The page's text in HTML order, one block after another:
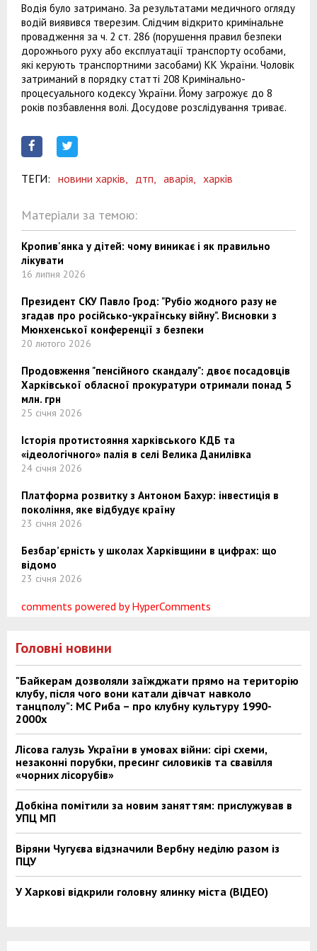
Водія було затримано. За результатами медичного огляду
водій виявився тверезим. Слідчим відкрито кримінальне
провадження за ч. 2 ст. 286 (порушення правил безпеки
дорожнього руху або експлуатації транспорту особами,
які керують транспортними засобами) КК України. Чоловік
затриманий в порядку статті 208 Кримінально-
процесуального кодексу України. Йому загрожує до 8
років позбавлення волі. Досудове розслідування триває.
ТЕГИ: новини харків, дтп, аварія, харків
Матеріали за темою:
Кропив'янка у дітей: чому виникає і як правильно
лікувати
16 липня 2026
Президент СКУ Павло Грод: "Рубіо жодного разу не
згадав про російсько-українську війну". Висновки з
Мюнхенської конференції з безпеки
20 лютого 2026
Продовження "пенсійного скандалу": двоє посадовців
Харківської обласної прокуратури отримали понад 5
млн. грн
25 січня 2026
Історія протистояння харківського КДБ та
«ідеологічного» палія в селі Велика Данилівка
24 січня 2026
Платформа розвитку з Антоном Бахур: інвестиція в
покоління, яке відбудує країну
23 січня 2026
Безбар’єрність у школах Харківщини в цифрах: що
відомо
23 січня 2026
comments powered by HyperComments
Головні новини
"Байкерам дозволяли заїжджати прямо на територію
клубу, після чого вони катали дівчат навколо
танцполу": МС Риба – про клубну культуру 1990-
2000х
Лісова галузь України в умовах війни: сірі схеми,
незаконні порубки, пресинг силовиків та свавілля
«чорних лісорубів»
Добкіна помітили за новим заняттям: прислужував в
УПЦ МП
Віряни Чугуєва відзначили Вербну неділю разом із
ПЦУ
У Харкові відкрили головну ялинку міста (ВІДЕО)